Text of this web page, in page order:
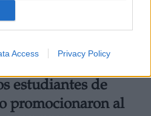
Access Privacy Policy
estudiantes de
promocionaron al